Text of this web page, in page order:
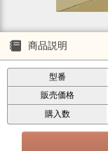
商品説明
型番
販売価格
購入数